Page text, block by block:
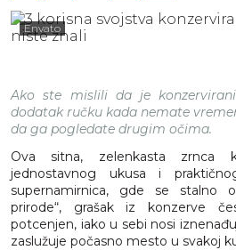
Envato
Ako ste mislili da je
dodatak ručku kada nemate
da ga pogledate drugim očima.
Ova sitna, zelenkasta zrnca
jednostavnog ukusa i
supernamirnica, gde se stalno
prirode“, grašak iz konzerve
potcenjen, iako u sebi nosi
zaslužuje počasno mesto u svakoj